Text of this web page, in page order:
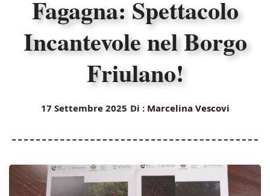
Fagagna: Spettacolo
Incantevole nel Borgo
Friulano!
17 Settembre 2025 Di : Marcelina Vescovi